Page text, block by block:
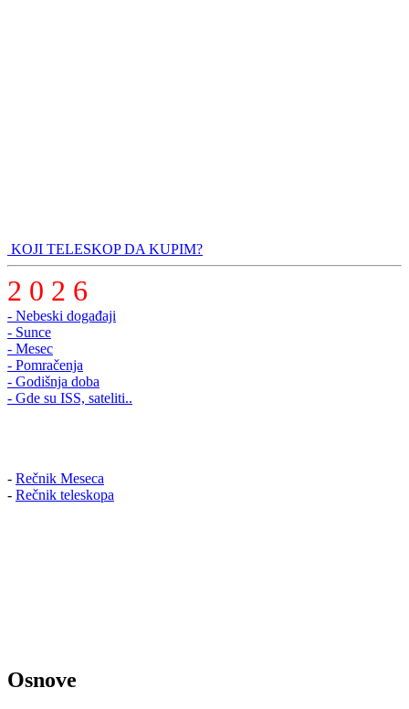
KOJI TELESKOP DA KUPIM?
2 0 2 6
- Nebeski događaji
- Sunce
- Mesec
- Pomračenja
- Godišnja doba
- Gde su ISS, sateliti..
- Rečnik Meseca
- Rečnik teleskopa
Osnove